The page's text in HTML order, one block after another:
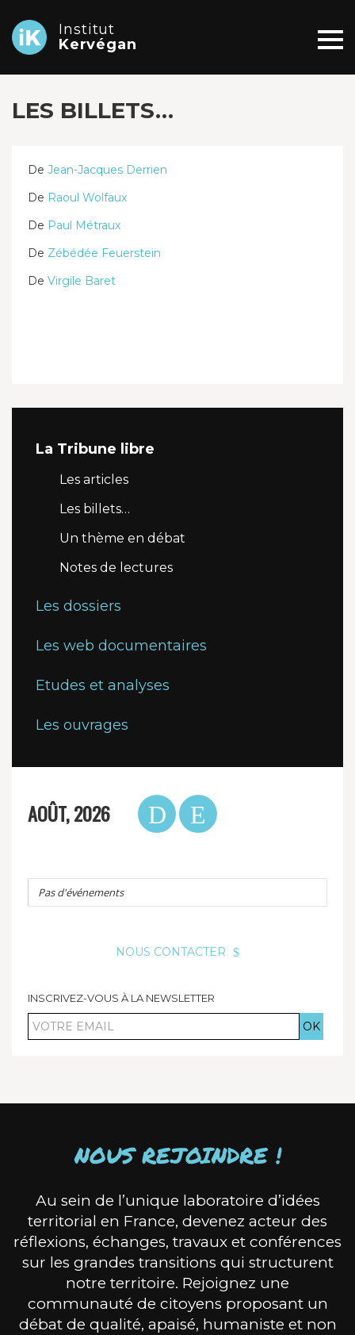
Institut
Kervégan
LES BILLETS…
De Jean-Jacques Derrien
De Raoul Wolfaux
De Paul Métraux
De Zébédée Feuerstein
De Virgile Baret
La Tribune libre
Les articles
Les billets…
Un thème en débat
Notes de lectures
Les dossiers
Les web documentaires
Etudes et analyses
Les ouvrages
AOÛT, 2026
Pas d'événements
NOUS CONTACTER
INSCRIVEZ-VOUS À LA NEWSLETTER
Votre
email
NOUS REJOINDRE !
Au sein de l’unique laboratoire d’idées
territorial en France, devenez acteur des
réflexions, échanges, travaux et conférences
sur les grandes transitions qui structurent
notre territoire. Rejoignez une
communauté de citoyens proposant un
débat de qualité, apaisé, humaniste et non